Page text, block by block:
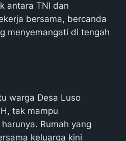
antara TNI dan
bersama, bercanda
menyemangati di tengah
warga Desa Luso
tak mampu
Rumah yang
keluarga kini